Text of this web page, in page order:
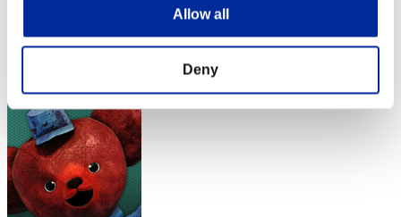
Allow all
Deny
Punteggio:56393412